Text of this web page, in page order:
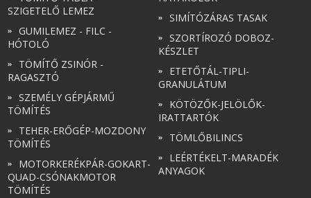
SZIGETELŐ LEMEZ
GUMILEMEZ - FILC -
HÓTOLÓ
TÖMÍTŐ ZSINÓR -
RAGASZTÓ
SZEMÉLY GÉPJÁRMŰ
TÖMÍTÉS
TEHER-ERŐGÉP-MOZDONY
TÖMÍTÉS
MOTORKERÉKPÁR-GOKART-
QUAD-CSÓNAKMOTOR
TÖMÍTÉS
SIMÍTÓZÁRAS TASAK
SZORTÍROZÓ DOBOZ-
KÉSZLET
ETETŐTÁL-TIPLI-
GRANULÁTUM
KÖTÖZŐK-JELÖLŐK-
IRATTARTÓK
TÖMLŐBILINCS
LEÉRTÉKELT-MARADÉK
ANYAGOK